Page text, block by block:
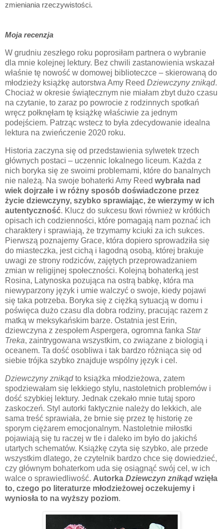
zmieniania rzeczywistości.
Moja recenzja
W grudniu zeszłego roku poprosiłam partnera o wybranie
dla mnie kolejnej lektury. Bez chwili zastanowienia wskazał
właśnie tę nowość w domowej biblioteczce – skierowaną do
młodzieży książkę autorstwa Amy Reed Dziewczyny znikąd.
Chociaż w okresie świątecznym nie miałam zbyt dużo czasu
na czytanie, to zaraz po powrocie z rodzinnych spotkań
wręcz połknęłam tę książkę właściwie za jednym
podejściem. Patrząc wstecz to była zdecydowanie idealna
lektura na zwieńczenie 2020 roku.
Historia zaczyna się od przedstawienia sylwetek trzech
głównych postaci – uczennic lokalnego liceum. Każda z
nich boryka się ze swoimi problemami, które do banalnych
nie należą. Na swoje bohaterki Amy Reed wybrała nad
wiek dojrzałe i w różny sposób doświadczone przez
życie dziewczyny, szybko sprawiając, że wierzymy w ich
autentyczność. Klucz do sukcesu tkwi również w krótkich
opisach ich codzienności, które pomagają nam poznać ich
charaktery i sprawiają, że trzymamy kciuki za ich sukces.
Pierwszą poznajemy Grace, która dopiero sprowadziła się
do miasteczka, jest cichą i łagodną osobą, której brakuje
uwagi ze strony rodziców, zajętych przeprowadzaniem
zmian w religijnej społeczności. Kolejną bohaterką jest
Rosina, Latynoska pozująca na ostrą babkę, która ma
niewyparzony język i umie walczyć o swoje, kiedy pojawi
się taka potrzeba. Boryka się z ciężką sytuacją w domu i
poświęca dużo czasu dla dobra rodziny, pracując razem z
matką w meksykańskim barze. Ostatnia jest Erin,
dziewczyna z zespołem Aspergera, ogromna fanka Star
Treka, zaintrygowana wszystkim, co związane z biologią i
oceanem. Ta dość osobliwa i tak bardzo różniąca się od
siebie trójka szybko znajduje wspólny język i cel.
Dziewczyny znikądto książka młodzieżowa, zatem
spodziewałam się lekkiego stylu, nastoletnich problemów i
dość szybkiej lektury. Jednak czekało mnie tutaj sporo
zaskoczeń. Styl autorki faktycznie należy do lekkich, ale
sama treść sprawiała, że brnie się przez tę historię ze
sporym ciężarem emocjonalnym. Nastoletnie miłostki
pojawiają się tu raczej w tle i daleko im było do jakichś
utartych schematów. Książkę czyta się szybko, ale przede
wszystkim dlatego, że czytelnik bardzo chce się dowiedzieć,
czy głównym bohaterkom uda się osiągnąć swój cel, w ich
walce o sprawiedliwość. Autorka Dziewczyn znikąd wzięła
to, czego po literaturze młodzieżowej oczekujemy i
wyniosła to na wyższy poziom.